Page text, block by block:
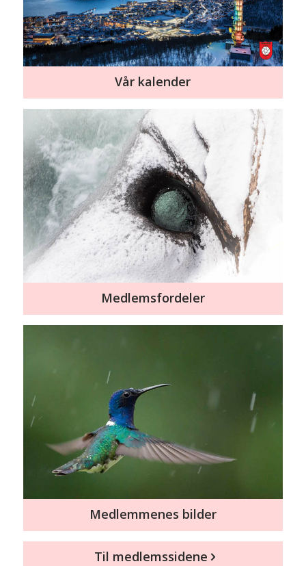
Vår kalender
Medlemsfordeler
Medlemmenes bilder
Til medlemssidene